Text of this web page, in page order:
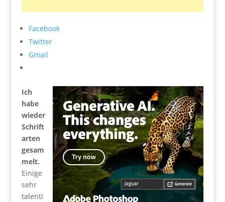
Facebook
Twitter
Gmail
Ich
habe
wieder
Schrift
arten
gesam
melt.
Einige
sehr
talenti